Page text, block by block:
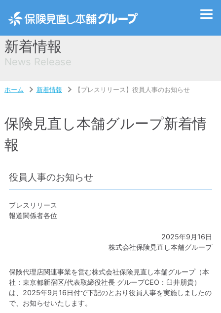
新着情報
News Release
ホーム 新着情報 【プレスリリース】役員人事のお知らせ
保険見直し本舗グループ新着情
報
役員人事のお知らせ
プレスリリース
報道関係者各位
2025年9月16日
株式会社保険見直し本舗グループ
保険代理店関連事業を営む株式会社保険見直し本舗グループ（本
社：東京都新宿区/代表取締役社長 グループCEO：臼井朋貴）
は、2025年9月16日付で下記のとおり役員人事を実施しましたの
で、お知らせいたします。